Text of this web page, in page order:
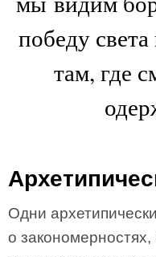
победу
там, где
Одни
о